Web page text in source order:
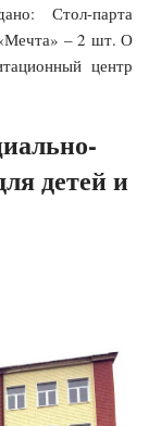
Стол-парта
– 2 шт. О
центр
детей и